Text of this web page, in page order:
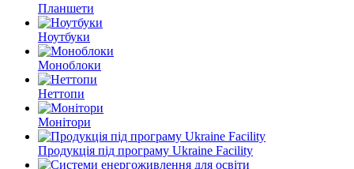
Планшети
Ноутбуки
Моноблоки
Неттопи
Монітори
Продукція під програму Ukraine Facility